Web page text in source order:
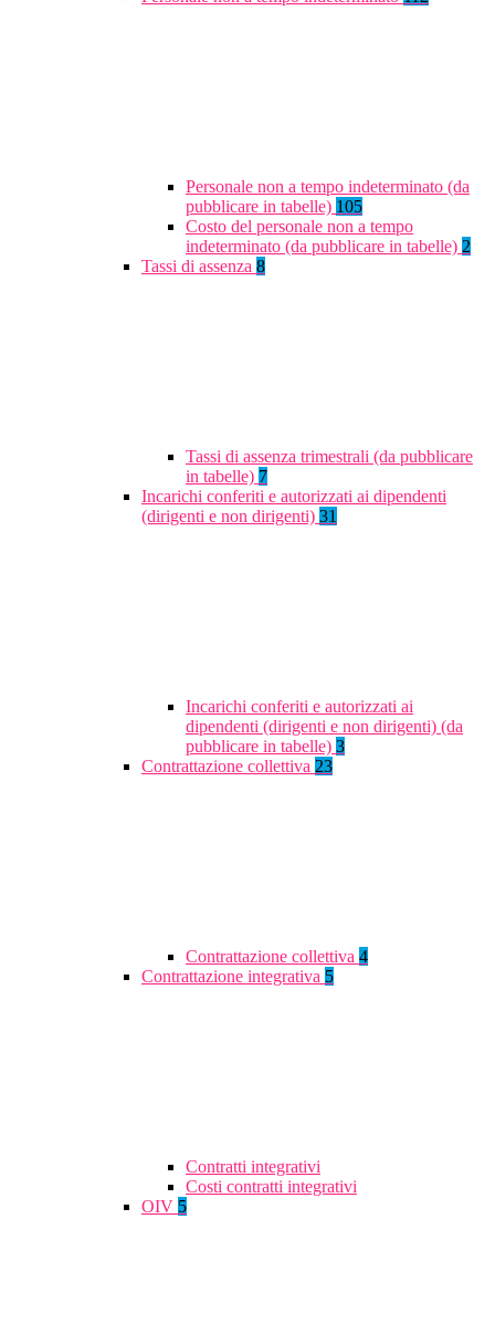
Personale non a tempo indeterminato (da
pubblicare in tabelle) 105
Costo del personale non a tempo
indeterminato (da pubblicare in tabelle) 2
Tassi di assenza 8
Tassi di assenza trimestrali (da pubblicare
in tabelle) 7
Incarichi conferiti e autorizzati ai dipendenti
(dirigenti e non dirigenti) 31
Incarichi conferiti e autorizzati ai
dipendenti (dirigenti e non dirigenti) (da
pubblicare in tabelle) 3
Contrattazione collettiva 23
Contrattazione collettiva 4
Contrattazione integrativa 5
Contratti integrativi
Costi contratti integrativi
OIV 5